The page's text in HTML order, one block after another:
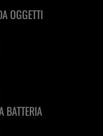
OGGETTI
BATTERIA